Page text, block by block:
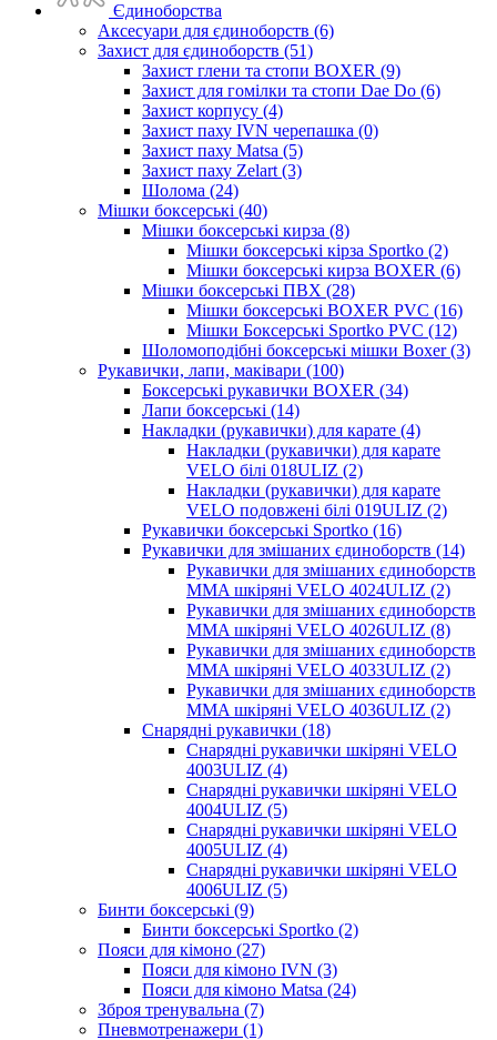
Єдиноборства
Аксесуари для єдиноборств (6)
Захист для єдиноборств (51)
Захист глени та стопи BOXER (9)
Захист для гомілки та стопи Dae Do (6)
Захист корпусу (4)
Захист паху IVN черепашка (0)
Захист паху Matsa (5)
Захист паху Zelart (3)
Шолома (24)
Мішки боксерські (40)
Мішки боксерські кирза (8)
Мішки боксерські кірза Sportko (2)
Мішки боксерські кирза BOXER (6)
Мішки боксерські ПВХ (28)
Мішки боксерські BOXER PVC (16)
Мішки Боксерські Sportko PVC (12)
Шоломоподібні боксерські мішки Boxer (3)
Рукавички, лапи, маківари (100)
Боксерські рукавички BOXER (34)
Лапи боксерські (14)
Накладки (рукавички) для карате (4)
Накладки (рукавички) для карате
VELO білі 018ULIZ (2)
Накладки (рукавички) для карате
VELO подовжені білі 019ULIZ (2)
Рукавички боксерські Sportko (16)
Рукавички для змішаних єдиноборств (14)
Рукавички для змішаних єдиноборств
MMA шкіряні VELO 4024ULIZ (2)
Рукавички для змішаних єдиноборств
MMA шкіряні VELO 4026ULIZ (8)
Рукавички для змішаних єдиноборств
MMA шкіряні VELO 4033ULIZ (2)
Рукавички для змішаних єдиноборств
MMA шкіряні VELO 4036ULIZ (2)
Снарядні рукавички (18)
Снарядні рукавички шкіряні VELO
4003ULIZ (4)
Снарядні рукавички шкіряні VELO
4004ULIZ (5)
Снарядні рукавички шкіряні VELO
4005ULIZ (4)
Снарядні рукавички шкіряні VELO
4006ULIZ (5)
Бинти боксерські (9)
Бинти боксерські Sportko (2)
Пояси для кімоно (27)
Пояси для кімоно IVN (3)
Пояси для кімоно Matsa (24)
Зброя тренувальна (7)
Пневмотренажери (1)